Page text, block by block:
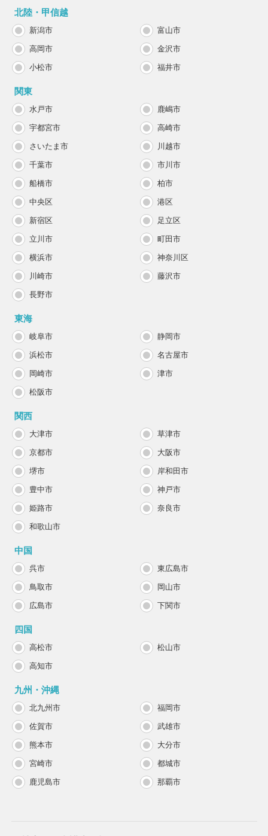
北陸・甲信越
新潟市 富山市
高岡市 金沢市
小松市 福井市
関東
水戸市 鹿嶋市
宇都宮市 高崎市
さいたま市 川越市
千葉市 市川市
船橋市 柏市
中央区 港区
新宿区 足立区
立川市 町田市
横浜市 神奈川区
川崎市 藤沢市
長野市
東海
岐阜市 静岡市
浜松市 名古屋市
岡崎市 津市
松阪市
関西
大津市 草津市
京都市 大阪市
堺市 岸和田市
豊中市 神戸市
姫路市 奈良市
和歌山市
中国
呉市 東広島市
鳥取市 岡山市
広島市 下関市
四国
高松市 松山市
高知市
九州・沖縄
北九州市 福岡市
佐賀市 武雄市
熊本市 大分市
宮崎市 都城市
鹿児島市 那覇市